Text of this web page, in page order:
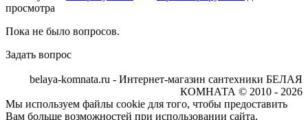
просмотра
Пока не было вопросов.
Задать вопрос
belaya-komnata.ru - Интернет-магазин сантехники БЕЛАЯ
КОМНАТА © 2010 - 2026
Мы используем файлы cookie для того, чтобы предоставить
Вам больше возможностей при использовании сайта.